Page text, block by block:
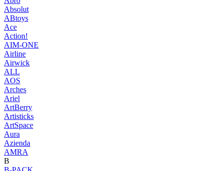
Absolut
ABtoys
Ace
Action!
AIM-ONE
Airline
Airwick
ALL
AOS
Arches
Ariel
ArtBerry
Artisticks
ArtSpace
Aura
Azienda
AМRA
B